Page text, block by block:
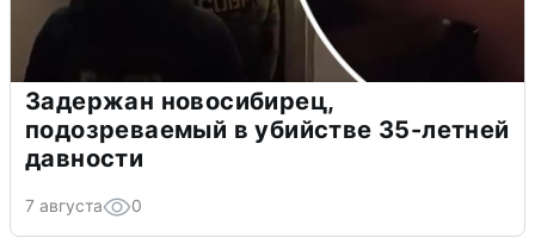
Задержан новосибирец,
подозреваемый в убийстве 35-летней
давности
7 августа 0